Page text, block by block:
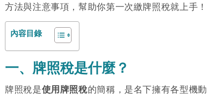
方法與注意事項，幫助你第一次繳牌照稅就上手！
內容目錄
一、牌照稅是什麼？
牌照稅是使用牌照稅的簡稱，是名下擁有各型機動